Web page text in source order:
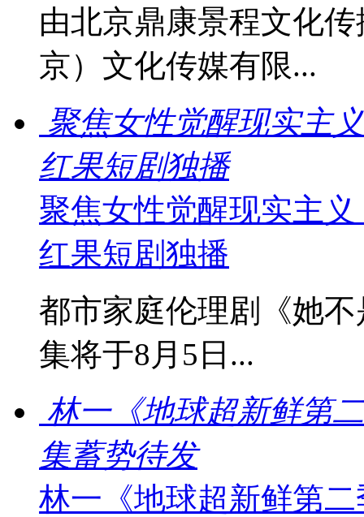
由北京鼎康景程文化
京）文化传媒有限...
聚焦女性觉醒现实主
红果短剧独播
聚焦女性觉醒现实主
红果短剧独播
都市家庭伦理剧《她
集将于8月5日...
林一《地球超新鲜第
集蓄势待发
林一《地球超新鲜第